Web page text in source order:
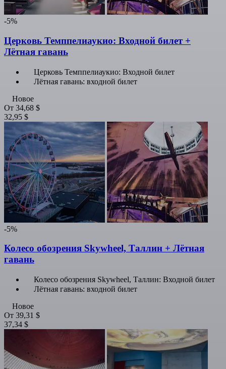
-5%
Церковь Темппелиаукио: Входной билет +
Лётная гавань
Церковь Темппелиаукио: Входной билет
Лётная гавань: входной билет
Новое
От 34,68 $
32,95 $
-5%
Колесо обозрения Skywheel, Таллин + Лётная
гавань
Колесо обозрения Skywheel, Таллин: Входной билет
Лётная гавань: входной билет
Новое
От 39,31 $
37,34 $